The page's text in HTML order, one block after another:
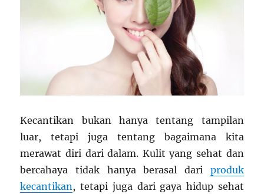
Kecantikan bukan hanya tentang tampilan
luar, tetapi juga tentang bagaimana kita
merawat diri dari dalam. Kulit yang sehat dan
bercahaya tidak hanya berasal dari produk
kecantikan , tetapi juga dari gaya hidup sehat